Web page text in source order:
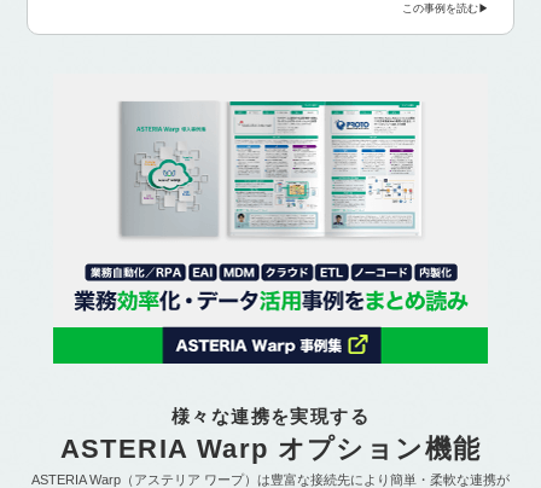
この事例を読む
様々な連携を実現する
ASTERIA Warp オプション機能
ASTERIA Warp（アステリア ワープ）は豊富な接続先により簡単・柔軟な連携が